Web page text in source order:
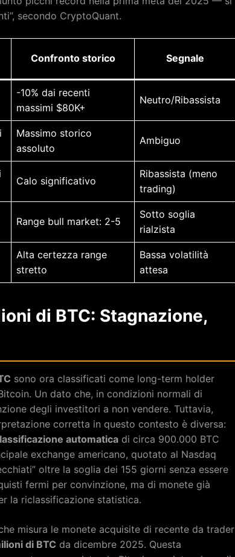
secondo CryptoQuant.
Confronto storico Segnale
-10% dai recenti
massimi $80K+
Neutro/Ribassista
Massimo storico
assoluto
Ambiguo
Calo significativo
Ribassista (meno
trading)
Range bull market: 2-5
Sotto soglia
rialzista
Alta certezza range
stretto
Bassa volatilità
attesa
di BTC: Stagnazione,
sono ora classificati come long-term holder
Un dato che, in condizioni normali di
degli investitori a non vendere. Tuttavia,
corretta in questo contesto è diversa:
automatica di circa 900.000 BTC
exchange americano, quotato al Nasdaq
oltre la soglia dei 155 giorni senza essere
fermi per convinzione, ma di monete già
la riclassificazione statistica.
misura le monete acquisite di recente da trader
di BTC da dicembre 2025. Questa